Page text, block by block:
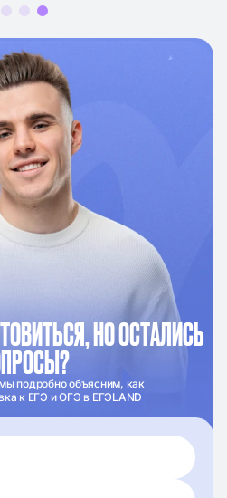
НО ОСТАЛИСЬ
подробно объясним, как
к ЕГЭ и ОГЭ в ЕГЭLAND